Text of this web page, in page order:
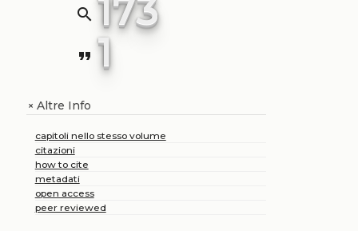
search 173
format_quote 1
+Altre Info
capitoli nello stesso volume
citazioni
how to cite
metadati
open access
peer reviewed